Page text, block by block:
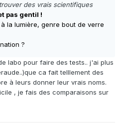
des vrais scientifiques
pas gentil !
la lumière, genre bout de verre
?
labo pour faire des tests.. j'ai plus
ca fait telllement des
à leurs donner leur vrais noms.
, je fais des comparaisons sur